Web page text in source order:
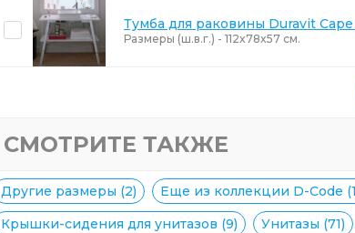
Тумба для раковины Duravit Cape
Размеры (ш.в.г.) - 112x78x57 см.
СМОТРИТЕ ТАКЖЕ
Другие размеры (2) Еще из коллекции D-Code
Крышки-сидения для унитазов (9)
Унитазы (71)